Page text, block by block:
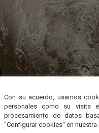
Con su acuerdo, usamos
personales como su visita
procesamiento de datos
"Configurar cookies" en